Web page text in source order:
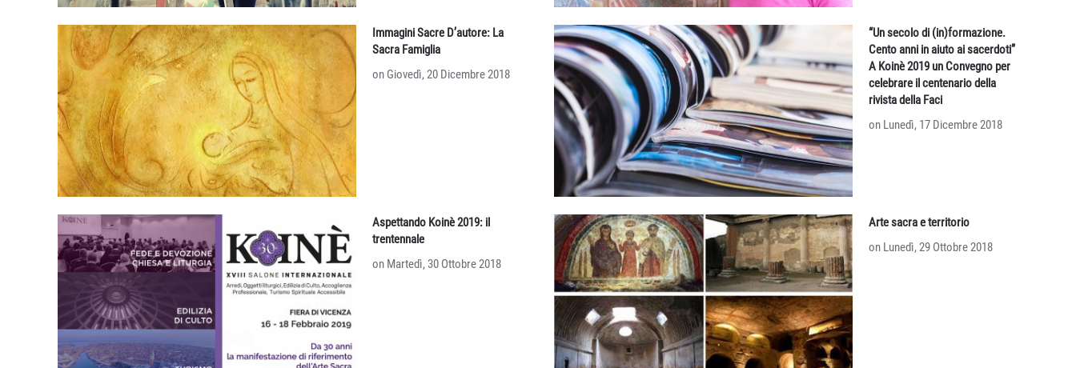
Immagini Sacre D’autore: La
Sacra Famiglia
on Giovedì, 20 Dicembre 2018
Aspettando Koinè 2019: il
trentennale
on Martedì, 30 Ottobre 2018
“Un secolo di (in)formazione.
Cento anni in aiuto ai sacerdoti”
A Koinè 2019 un Convegno per
celebrare il centenario della
rivista della Faci
on Lunedì, 17 Dicembre 2018
Arte sacra e territorio
on Lunedì, 29 Ottobre 2018